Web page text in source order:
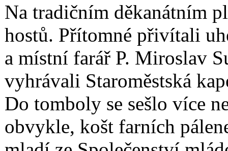
Na tradičním děkanátním
hostů. Přítomné přivítali
a místní farář P. Miroslav
vyhrávali Staroměstská
Do tomboly se sešlo více
obvykle, košt farních